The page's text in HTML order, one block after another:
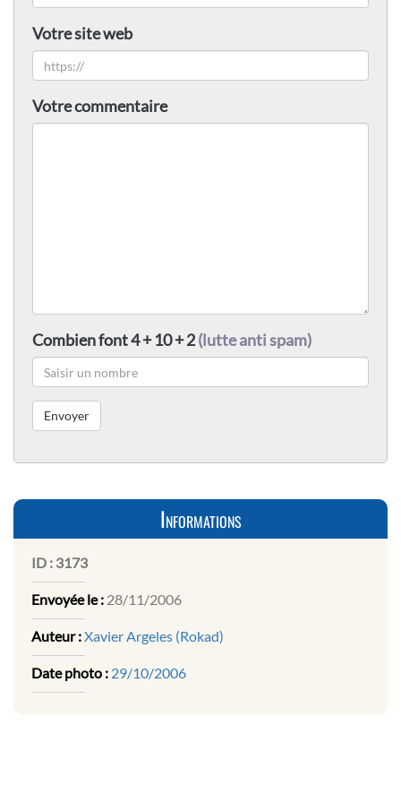
Votre site web
Votre commentaire
Combien font 4 + 10 + 2(lutte anti spam)
Informations
ID : 3173
Envoyée le : 28/11/2006
Auteur :Xavier Argeles (Rokad)
Date photo : 29/10/2006